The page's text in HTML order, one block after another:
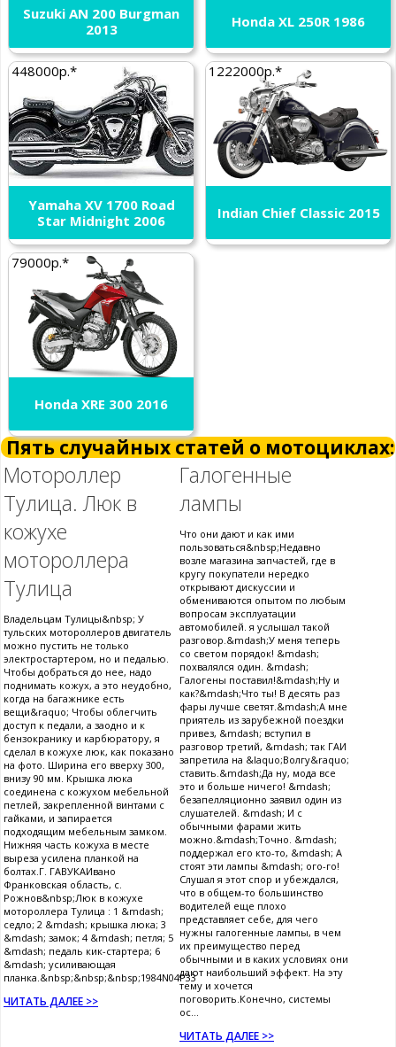
Suzuki AN 200 Burgman
2013
Honda XL 250R 1986
448000р.*
Yamaha XV 1700 Road
Star Midnight 2006
1222000р.*
Indian Chief Classic 2015
79000р.*
Honda XRE 300 2016
Пять случайных статей о мотоциклах:
Мотороллер
Тулица. Люк в
кожухе
мотороллера
Тулица
Владельцам Тулицы&nbsp; У
тульских мотороллеров двигатель
можно пустить не только
электростартером, но и педалью.
Чтобы добраться до нее, надо
поднимать кожух, а это неудобно,
когда на багажнике есть
вещи&raquo; Чтобы облегчить
доступ к педали, а заодно и к
бензокранику и карбюратору, я
сделал в кожухе люк, как показано
на фото. Ширина его вверху 300,
внизу 90 мм. Крышка люка
соединена с кожухом мебельной
петлей, закрепленной винтами с
гайками, и запирается
подходящим мебельным замком.
Нижняя часть кожуха в месте
выреза усилена планкой на
болтах.Г. ГАВУКАИвано
Франковская область, с.
Рожнов&nbsp;Люк в кожухе
мотороллера Тулица : 1 &mdash;
седло; 2 &mdash; крышка люка; 3
&mdash; замок; 4 &mdash; петля; 5
&mdash; педаль кик-стартера; 6
&mdash; усиливающая
планка.&nbsp;&nbsp;&nbsp;1984N04P33
ЧИТАТЬ ДАЛЕЕ >>
Галогенные
лампы
Что они дают и как ими
пользоваться&nbsp;Недавно
возле магазина запчастей, где в
кругу покупатели нередко
открывают дискуссии и
обмениваются опытом по любым
вопросам эксплуатации
автомобилей. я услышал такой
разговор.&mdash;У меня теперь
со светом порядок! &mdash;
похвалялся один. &mdash;
Галогены поставил!&mdash;Ну и
как?&mdash;Что ты! В десять раз
фары лучше светят.&mdash;А мне
приятель из зарубежной поездки
привез, &mdash; вступил в
разговор третий, &mdash; так ГАИ
запретила на &laquo;Волгу&raquo;
ставить.&mdash;Да ну, мода все
это и больше ничего! &mdash;
безапелляционно заявил один из
слушателей. &mdash; И с
обычными фарами жить
можно.&mdash;Точно. &mdash;
поддержал его кто-то, &mdash; А
стоят эти лампы &mdash; ого-го!
Слушал я этот спор и убеждался,
что в общем-то большинство
водителей еще плохо
представляет себе, для чего
нужны галогенные лампы, в чем
их преимущество перед
обычными и в каких условиях они
дают наибольший эффект. На эту
тему и хочется
поговорить.Конечно, системы
ос...
ЧИТАТЬ ДАЛЕЕ >>